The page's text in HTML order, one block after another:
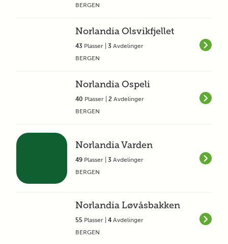
BERGEN
Norlandia Olsvikfjellet
43 Plasser | 3 Avdelinger
BERGEN
Norlandia Ospeli
40 Plasser | 2 Avdelinger
BERGEN
Norlandia Varden
49 Plasser | 3 Avdelinger
BERGEN
Norlandia Løvåsbakken
55 Plasser | 4 Avdelinger
BERGEN